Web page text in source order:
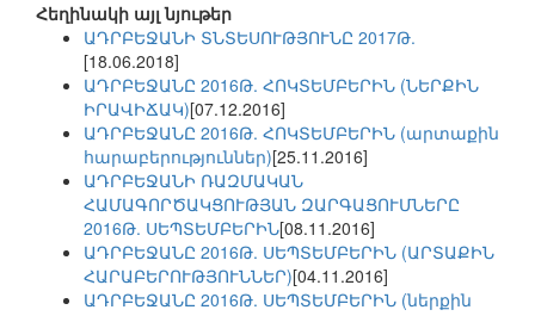
Հեղինակի այլ նյութեր
ԱԴՐԲԵՋԱՆԻ ՏՆՏԵՍՈՒԹՅՈՒՆԸ 2017Թ.
[18.06.2018]
ԱԴՐԲԵՋԱՆԸ 2016Թ. ՀՈԿՏԵՄԲԵՐԻՆ (ՆԵՐՔԻՆ
ԻՐԱՎԻՃԱԿ)[07.12.2016]
ԱԴՐԲԵՋԱՆԸ 2016Թ. ՀՈԿՏԵՄԲԵՐԻՆ (արտաքին
հարաբերություններ)[25.11.2016]
ԱԴՐԲԵՋԱՆԻ ՌԱԶՄԱԿԱՆ
ՀԱՄԱԳՈՐԾԱԿՑՈՒԹՅԱՆ ԶԱՐԳԱՑՈՒՄՆԵՐԸ
2016Թ. ՍԵՊՏԵՄԲԵՐԻՆ[08.11.2016]
ԱԴՐԲԵՋԱՆԸ 2016Թ. ՍԵՊՏԵՄԲԵՐԻՆ (ԱՐՏԱՔԻՆ
ՀԱՐԱԲԵՐՈՒԹՅՈՒՆՆԵՐ)[04.11.2016]
ԱԴՐԲԵՋԱՆԸ 2016Թ. ՍԵՊՏԵՄԲԵՐԻՆ (ներքին